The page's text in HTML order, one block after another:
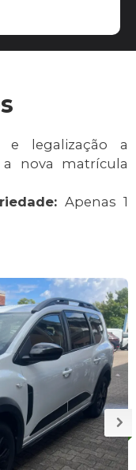
e legalização a
nova matrícula
Apenas 1